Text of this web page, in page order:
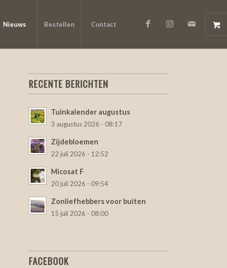
Nieuws Bestellen Contact
RECENTE BERICHTEN
Tuinkalender augustus
3 augustus 2026 - 08:17
Zijdebloemen
22 juli 2026 - 12:52
Micosat F
20 juli 2026 - 09:54
Zonliefhebbers voor buiten
15 juli 2026 - 08:00
FACEBOOK